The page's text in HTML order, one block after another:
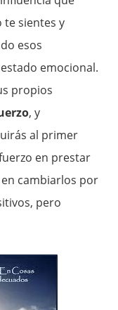
te sientes y
esos
emocional.
propios
, y
al primer
en prestar
cambiarlos por
pero